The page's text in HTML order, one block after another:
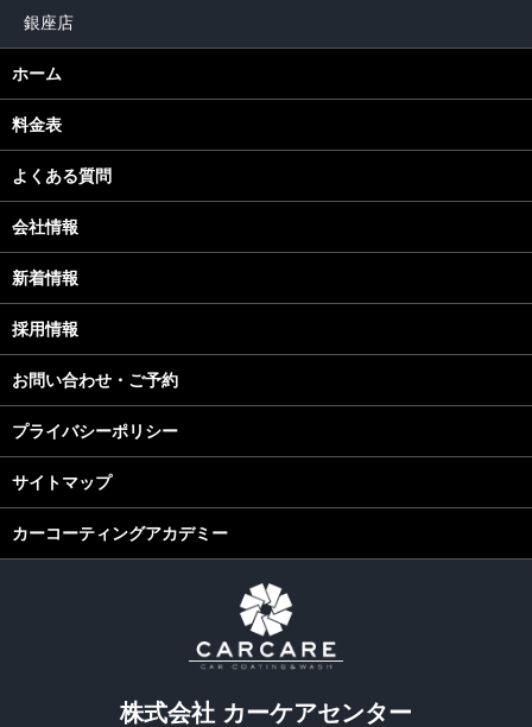
銀座店
ホーム
料金表
よくある質問
会社情報
新着情報
採用情報
お問い合わせ・ご予約
プライバシーポリシー
サイトマップ
カーコーティングアカデミー
株式会社 カーケアセンター